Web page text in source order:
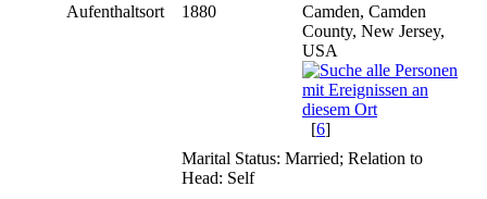
Aufenthaltsort
1880
Camden, Camden
County, New Jersey,
USA
[6]
Marital Status: Married; Relation to
Head: Self